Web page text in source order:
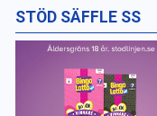
STÖD SÄFFLE SS